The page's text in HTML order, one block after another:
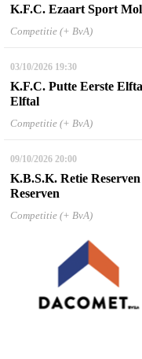
K.F.C. Ezaart Sport
Competitie (+ BvA)
03/10/2026 19:30
K.F.C. Putte Eerste
Elftal
Competitie (+ BvA)
09/10/2026 20:00
K.B.S.K. Retie
Reserven
Competitie (+ BvA)